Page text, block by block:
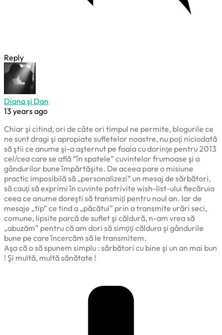
Reply
Diana şi Dan
13 years ago
Chiar şi citind, ori de câte ori timpul ne permite, blogurile ce
ne sunt dragi şi apropiate sufletelor noastre, nu poţi niciodată
să ştii ce anume şi-a aşternut pe foaia cu dorinţe pentru 2013
cel/cea care se află “în spatele” cuvintelor frumoase şi a
gândurilor bune împărtăşite. De aceea pare o misiune
practic imposibilă să „personalizezi” un mesaj de sărbători,
să cauţi să exprimi în cuvinte potrivite wish-list-ului fiecăruia
ceea ce anume doreşti să transmiţi pentru noul an. Iar de
mesaje „tip” ce tind a „păcătui” prin a transmite urări seci,
comune, lipsite parcă de suflet şi căldură, n-am vrea să
„abuzăm” pentru că am dori să simţiţi căldura şi gândurile
bune pe care încercăm să le transmitem.
Aşa că o să spunem simplu : sărbători cu bine şi un an mai bun
! Şi multă, multă sănătate !